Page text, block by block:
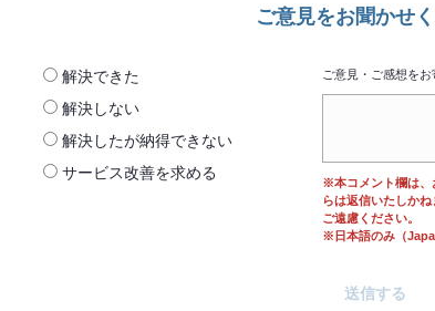
ご意見をお聞かせ
解決できた
解決しない
解決したが納得できない
サービス改善を求める
ご意見・ご感想を
※本コメント欄は、
らは返信いたしか
ご遠慮ください。
※日本語のみ（